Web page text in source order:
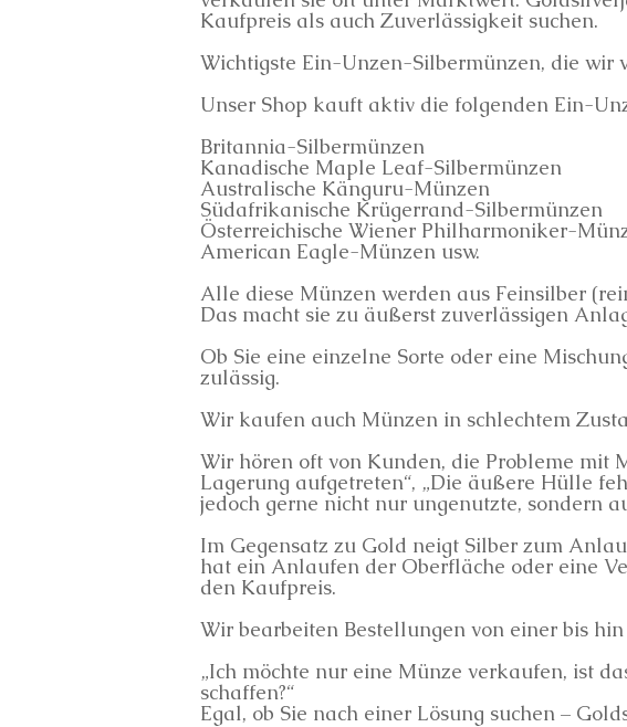
Kaufpreis als auch Zuverlässigkeit suchen.
Wichtigste Ein-Unzen-Silbermünzen, die wir
Unser Shop kauft aktiv die folgenden Ein-
Britannia-Silbermünzen
Kanadische Maple Leaf-Silbermünzen
Australische Känguru-Münzen
Südafrikanische Krügerrand-Silbermünzen
Österreichische Wiener Philharmoniker-
American Eagle-Münzen usw.
Alle diese Münzen werden aus Feinsilber
Das macht sie zu äußerst zuverlässigen
Ob Sie eine einzelne Sorte oder eine
zulässig.
Wir kaufen auch Münzen in schlechtem
Wir hören oft von Kunden, die Probleme mit
Lagerung aufgetreten“, „Die äußere Hülle
jedoch gerne nicht nur ungenutzte, sondern
Im Gegensatz zu Gold neigt Silber zum
hat ein Anlaufen der Oberfläche oder eine
den Kaufpreis.
Wir bearbeiten Bestellungen von einer bis
„Ich möchte nur eine Münze verkaufen, ist
schaffen?“
Egal, ob Sie nach einer Lösung suchen –